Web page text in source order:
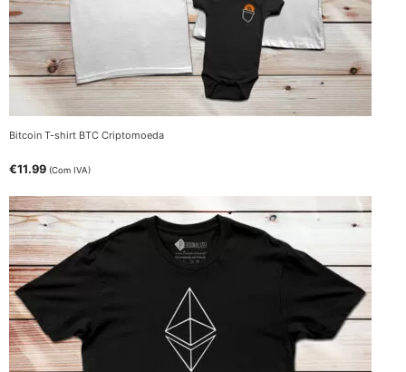
Bitcoin T-shirt BTC Criptomoeda
€11.99 (Com IVA)